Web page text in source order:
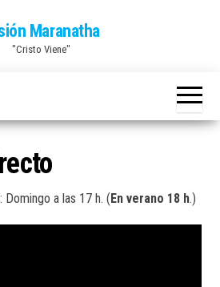
Maranatha
"Cristo Viene"
a las 17 h. (En verano 18 h.)